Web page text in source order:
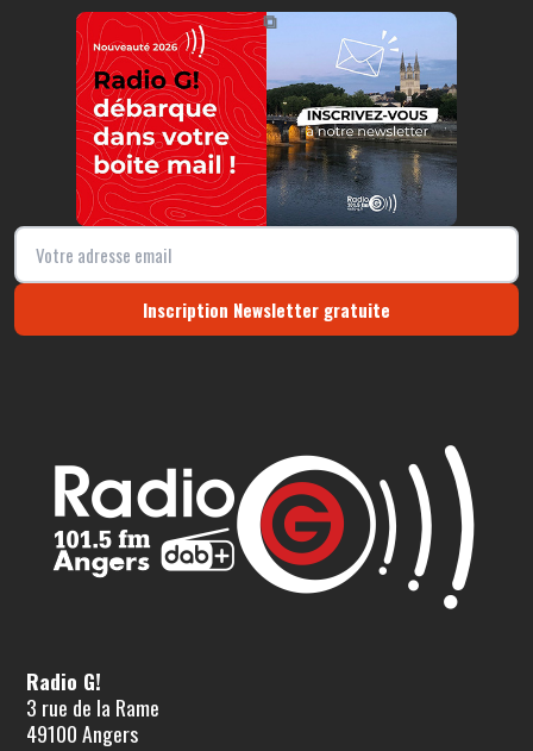
https://radio-g.fr?3433
⧉
Inscription Newsletter gratuite
Radio G!
3 rue de la Rame
49100 Angers